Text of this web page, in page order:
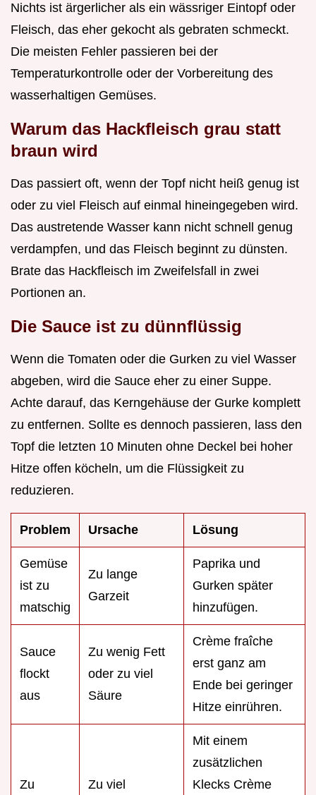
Nichts ist ärgerlicher als ein wässriger Eintopf oder
Fleisch, das eher gekocht als gebraten schmeckt.
Die meisten Fehler passieren bei der
Temperaturkontrolle oder der Vorbereitung des
wasserhaltigen Gemüses.
Warum das Hackfleisch grau statt
braun wird
Das passiert oft, wenn der Topf nicht heiß genug ist
oder zu viel Fleisch auf einmal hineingegeben wird.
Das austretende Wasser kann nicht schnell genug
verdampfen, und das Fleisch beginnt zu dünsten.
Brate das Hackfleisch im Zweifelsfall in zwei
Portionen an.
Die Sauce ist zu dünnflüssig
Wenn die Tomaten oder die Gurken zu viel Wasser
abgeben, wird die Sauce eher zu einer Suppe.
Achte darauf, das Kerngehäuse der Gurke komplett
zu entfernen. Sollte es dennoch passieren, lass den
Topf die letzten 10 Minuten ohne Deckel bei hoher
Hitze offen köcheln, um die Flüssigkeit zu
reduzieren.
Problem Ursache Lösung
Gemüse
ist zu
matschig
Zu lange
Garzeit
Paprika und
Gurken später
hinzufügen.
Sauce
flockt
aus
Zu wenig Fett
oder zu viel
Säure
Crème fraîche
erst ganz am
Ende bei geringer
Hitze einrühren.
Zu
Zu viel
Mit einem
zusätzlichen
Klecks Crème